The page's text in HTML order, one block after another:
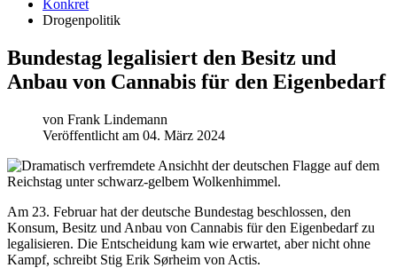
Konkret
Drogenpolitik
Bundestag legalisiert den Besitz und
Anbau von Cannabis für den Eigenbedarf
von Frank Lindemann
Veröffentlicht am 04. März 2024
Am 23. Februar hat der deutsche Bundestag beschlossen, den
Konsum, Besitz und Anbau von Cannabis für den Eigenbedarf zu
legalisieren. Die Entscheidung kam wie erwartet, aber nicht ohne
Kampf, schreibt Stig Erik Sørheim von Actis.